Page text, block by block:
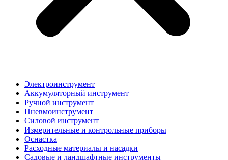
Электроинструмент
Аккумуляторный инструмент
Ручной инструмент
Пневмоинструмент
Силовой инструмент
Измерительные и контрольные приборы
Оснастка
Расходные материалы и насадки
Садовые и ландшафтные инструменты